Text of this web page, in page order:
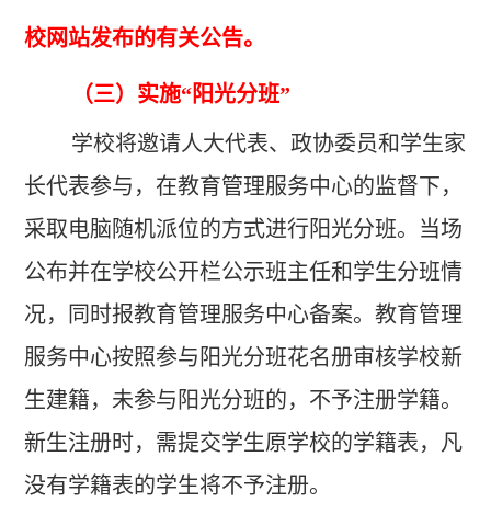
校网站发布的有关公告。
（三）实施“阳光分班”
学校将邀请人大代表、政协委员和学生家
长代表参与，在教育管理服务中心的监督下，
采取电脑随机派位的方式进行阳光分班。当场
公布并在学校公开栏公示班主任和学生分班情
况，同时报教育管理服务中心备案。教育管理
服务中心按照参与阳光分班花名册审核学校新
生建籍，未参与阳光分班的，不予注册学籍。
新生注册时，需提交学生原学校的学籍表，凡
没有学籍表的学生将不予注册。